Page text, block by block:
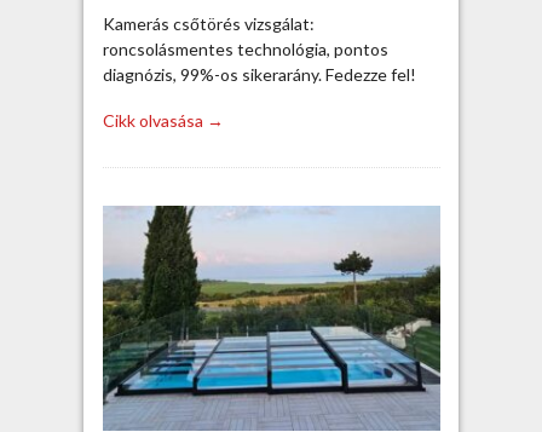
Kamerás csőtörés vizsgálat:
roncsolásmentes technológia, pontos
diagnózis, 99%-os sikerarány. Fedezze fel!
Cikk olvasása →